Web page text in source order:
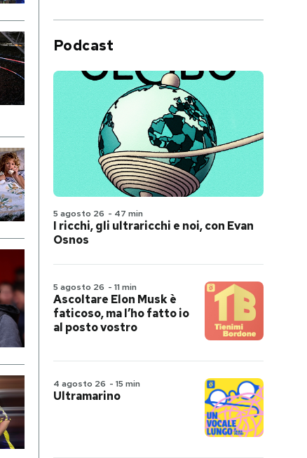
Podcast
5 agosto 26 - 47 min
I ricchi, gli ultraricchi e noi, con Evan
Osnos
5 agosto 26 - 11 min
Ascoltare Elon Musk è
faticoso, ma l’ho fatto io
al posto vostro
4 agosto 26 - 15 min
Ultramarino